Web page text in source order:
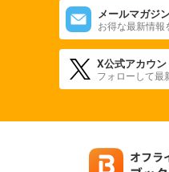
メールマガジ
お得な最新情報
X公式アカウン
フォローして最